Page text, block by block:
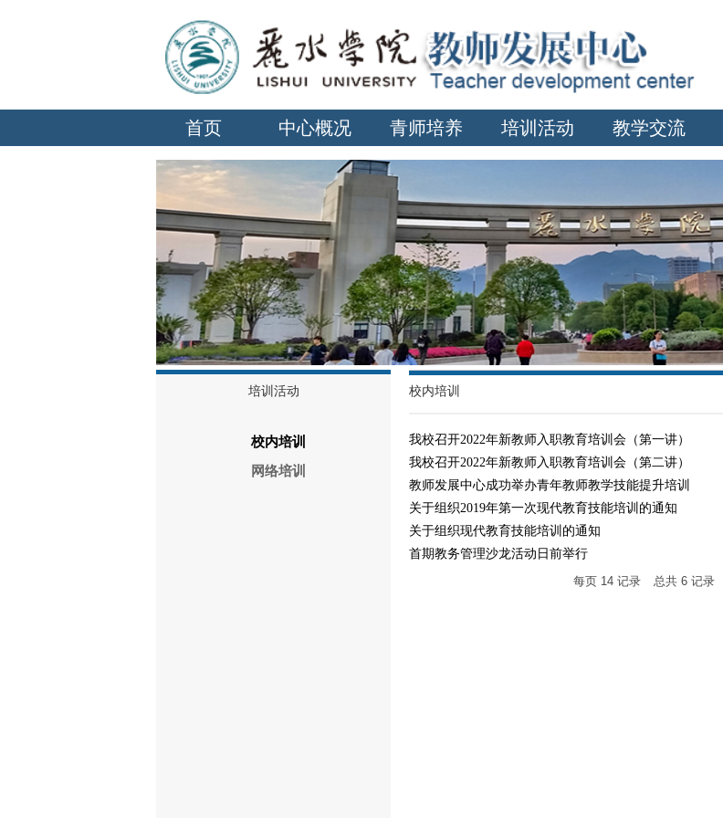
首页 中心概况 青师培养 培训活动 教学交流
培训活动
校内培训
网络培训
校内培训
我校召开2022年新教师入职教育培训会（第一讲）
我校召开2022年新教师入职教育培训会（第二讲）
教师发展中心成功举办青年教师教学技能提升培训
关于组织2019年第一次现代教育技能培训的通知
关于组织现代教育技能培训的通知
首期教务管理沙龙活动日前举行
每页 14 记录 总共 6 记录